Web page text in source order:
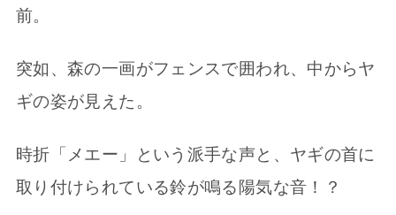
前。
突如、森の一画がフェンスで囲われ、中からヤ
ギの姿が見えた。
時折「メエー」という派手な声と、ヤギの首に
取り付けられている鈴が鳴る陽気な音！？